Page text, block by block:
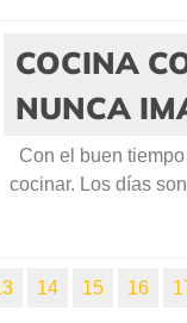
COCINA
NUNCA
Con el buen
cocinar. Los días
14 15 16